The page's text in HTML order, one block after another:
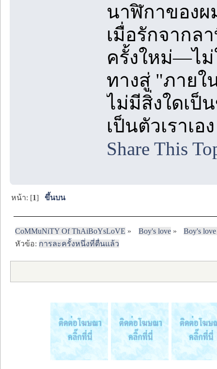
นาฬิกาของผ
เมื่อรักจากล
ครั้งใหม่—ไ
ทางสู่ "ภายใ
ไม่มีสิ่งใดเป็
เป็นตัวเราเอง
Share This
หน้า: [1]ขึ้นบน
CoMMuNiTY Of ThAiBoYsLoVE » Boy's love»
Boy's
หัวข้อ: การละครั้งหนึ่งที่ตื่นแล้ว